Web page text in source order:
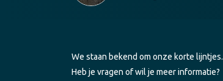
We staan bekend om onze korte lijntjes.
Heb je vragen of wil je meer informatie?